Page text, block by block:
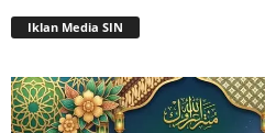
Iklan Media SIN